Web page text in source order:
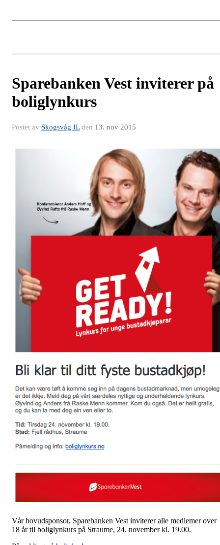
Sparebanken Vest inviterer på
boliglynkurs
Postet av Skogsvåg ILden 13. nov 2015
Vår hovudsponsor, Sparebanken Vest inviterer alle medlemer over
18 år til boliglynkurs på Straume, 24. november kl. 19.00.